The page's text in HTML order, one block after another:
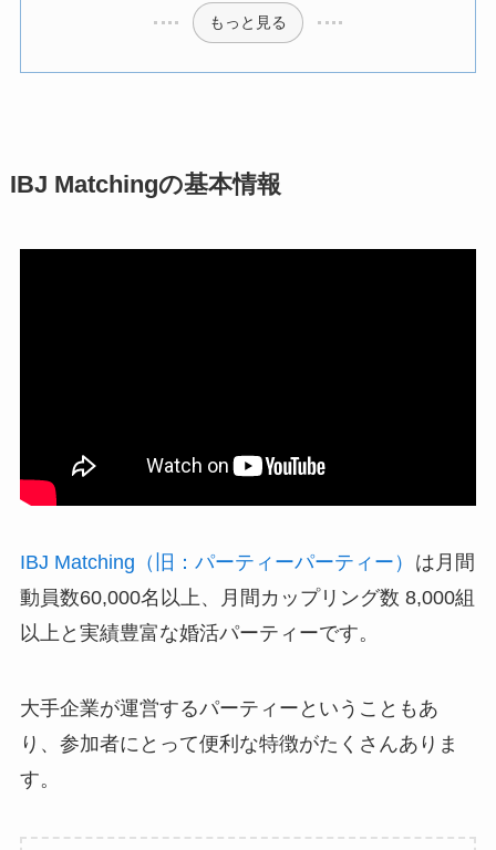
もっと見る
IBJ Matchingの基本情報
IBJ Matching（旧：パーティーパーティー）
は月間
動員数60,000名以上、月間カップリング数 8,000組
以上と実績豊富な婚活パーティーです。
大手企業が運営するパーティーということもあ
り、参加者にとって便利な特徴がたくさんありま
す。